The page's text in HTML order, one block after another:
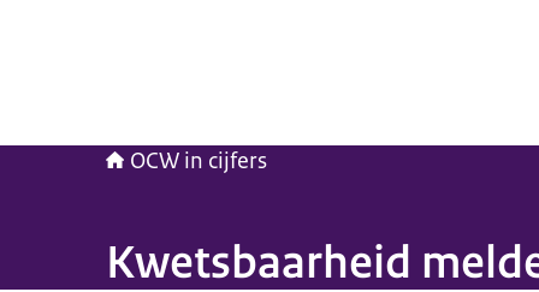
OCW in cijfers
Kwetsbaarheid